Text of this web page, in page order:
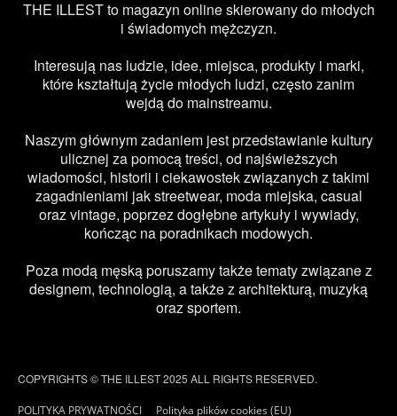
THE ILLEST to magazyn online skierowany do młodych
i świadomych mężczyzn.
Interesują nas ludzie, idee, miejsca, produkty i marki,
które kształtują życie młodych ludzi, często zanim
wejdą do mainstreamu.
Naszym głównym zadaniem jest przedstawianie kultury
ulicznej za pomocą treści, od najświeższych
wiadomości, historii i ciekawostek związanych z takimi
zagadnieniami jak streetwear, moda miejska, casual
oraz vintage, poprzez dogłębne artykuły i wywiady,
kończąc na poradnikach modowych.
Poza modą męską poruszamy także tematy związane z
designem, technologią, a także z architekturą, muzyką
oraz sportem.
COPYRIGHTS © THE ILLEST 2025 ALL RIGHTS RESERVED.
POLITYKA PRYWATNOŚCI Polityka plików cookies (EU)